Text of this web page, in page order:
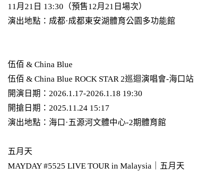
11月21日 13:30（預售12月21日場次）
演出地點：成都·成都東安湖體育公園多功能館
伍佰 & China Blue
伍佰 & China Blue ROCK STAR 2巡迴演唱會-海口站
開演日期：2026.1.17-2026.1.18 19:30
開搶日期：2025.11.24 15:17
演出地點：海口·五源河文體中心-2期體育館
五月天
MAYDAY #5525 LIVE TOUR in Malaysia｜五月天